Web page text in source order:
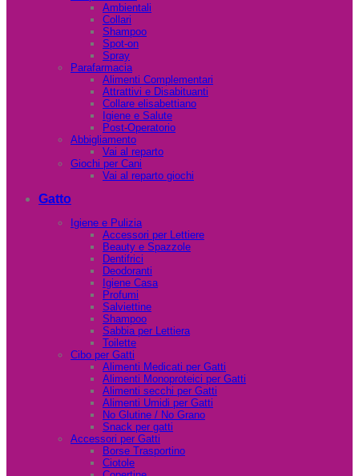
Ambientali
Collari
Shampoo
Spot-on
Spray
Parafarmacia
Alimenti Complementari
Attrattivi e Disabituanti
Collare elisabettiano
Igiene e Salute
Post-Operatorio
Abbigliamento
Vai al reparto
Giochi per Cani
Vai al reparto giochi
Gatto
Igiene e Pulizia
Accessori per Lettiere
Beauty e Spazzole
Dentifrici
Deodoranti
Igiene Casa
Profumi
Salviettine
Shampoo
Sabbia per Lettiera
Toilette
Cibo per Gatti
Alimenti Medicati per Gatti
Alimenti Monoproteici per Gatti
Alimenti secchi per Gatti
Alimenti Umidi per Gatti
No Glutine / No Grano
Snack per gatti
Accessori per Gatti
Borse Trasportino
Ciotole